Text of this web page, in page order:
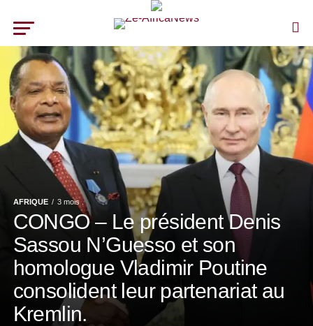
AFRIQUE 3 mois .
CONGO – Le président Denis
Sassou N’Guesso et son
homologue Vladimir Poutine
consolident leur partenariat au
Kremlin.